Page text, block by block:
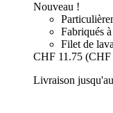
Nouveau !
Fabriqués
Filet de
CHF 11.75 (CHF
Livraison